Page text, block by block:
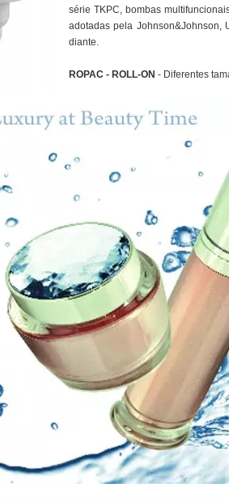
série TKPC, bombas
adotadas pela Johnson&Johnson,
diante.
ROPAC - ROLL-ON - Diferentes